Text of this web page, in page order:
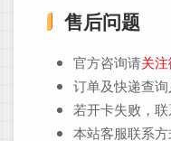
售后问题
官方咨询请关
订单及快递查
若开卡失败，
本站客服联系